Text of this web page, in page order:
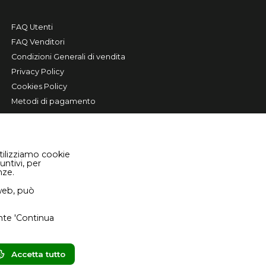
cookie
per
può
'Continua
Accetta tutto
FAQ Utenti
FAQ Venditori
Condizioni Generali di vendita
Privacy Policy
Cookies Policy
Metodi di pagamento